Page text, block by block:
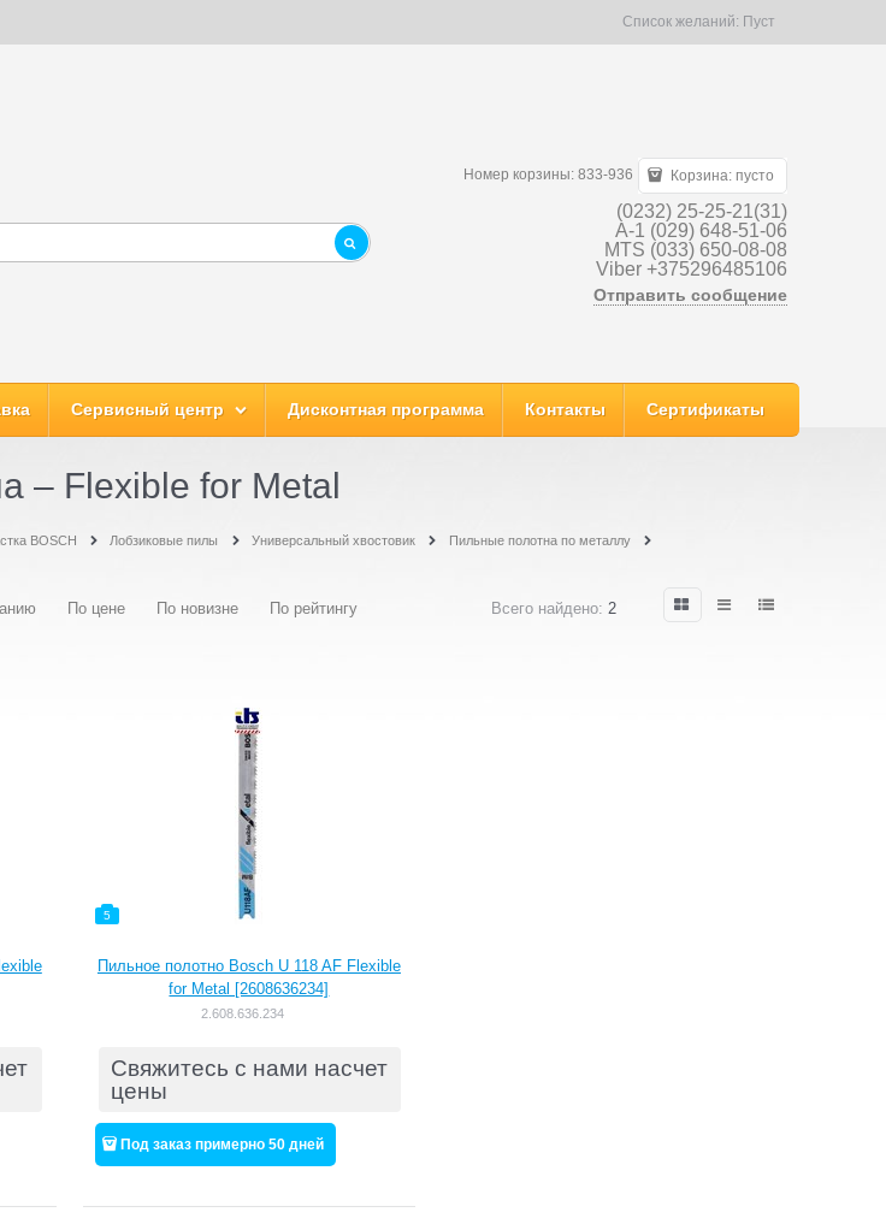
Список желаний: Пуст
Номер корзины: 833-936 Корзина: пусто
(0232) 25-25-21(31)
A-1 (029) 648-51-06
MTS (033) 650-08-08
Viber +375296485106
Отправить сообщение
Сервисный центр Дисконтная программа Контакты Сертификаты
– Flexible for Metal
BOSCH Лобзиковые пилы Универсальный хвостовик
Пильные полотна по металлу
По цене По новизне По рейтингу Всего найдено: 2
5
Пильное полотно Bosch U 118 AF Flexible
for Metal [2608636234]
2.608.636.234
Свяжитесь с нами насчет
цены
Под заказ примерно 50 дней